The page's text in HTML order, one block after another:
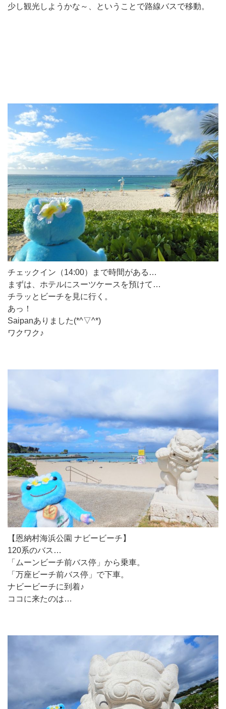
少し観光しようかな～、ということで路線バスで移動。
チェックイン（14:00）まで時間がある…
まずは、ホテルにスーツケースを預けて…
チラッとビーチを見に行く。
あっ！
Saipanありました(*^▽^*)
ワクワク♪
【恩納村海浜公園 ナビービーチ】
120系のバス…
「ムーンビーチ前バス停」から乗車。
「万座ビーチ前バス停」で下車。
ナビービーチに到着♪
ココに来たのは…